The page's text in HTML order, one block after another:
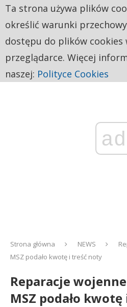
ad
Strona główna NEWS
MSZ podało kwotę i treść noty
Reparacje
MSZ podało
Ta strona używa plików
określić warunki
dostępu do plików cookies
przeglądarce. Więcej
naszej: Polityce Cookies